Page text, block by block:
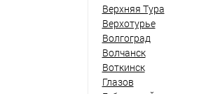
Верхняя Тура
Верхотурье
Волгоград
Волчанск
Воткинск
Глазов